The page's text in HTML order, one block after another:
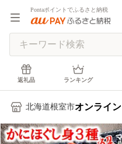
Pontaポイントでふるさと納税
返礼品 ランキング
北海道根室市オンライ